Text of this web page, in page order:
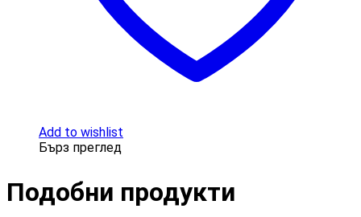
Add to wishlist
Бърз преглед
Подобни продукти​